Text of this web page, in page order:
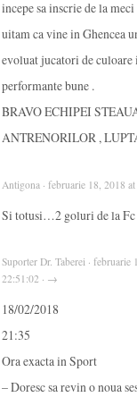
incepe sa inscrie de la
uitam ca vine in Ghencea
evoluat jucatori de culoare
performante bune .
BRAVO ECHIPEI
ANTRENORILOR ,
Antigona · februarie 18, 2018
Si totusi…2 goluri de la Fc
Suporter Dr. Taberei · februarie
22:51:02 · →
18/02/2018
21:35
Ora exacta in Sport
– Doresc sa revin o noua